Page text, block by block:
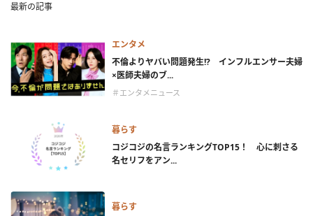
最新の記事
エンタメ
不倫よりヤバい問題発生!? インフルエンサー夫婦
×医師夫婦のブ...
＃エンタメニュース
暮らす
コジコジの名言ランキングTOP15！ 心に刺さる
名セリフをアン...
暮らす